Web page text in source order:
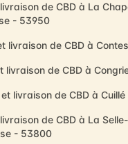
de CBD à La
- 53950
livraison de CBD à
livraison de CBD à
livraison de CBD à
de CBD à La Selle-
- 53800